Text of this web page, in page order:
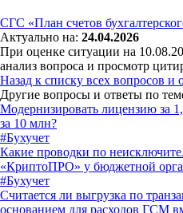
СГС «План счетов
Актуально на: 24.04.2026
При оценке ситуации на
анализ вопроса и просмотр
Назад к списку всех вопросов и
Другие вопросы и ответы по
Модернизировать лицензию за
за 10 млн?
#Бухучет
Какие проводки по
«КриптоПРО» у бюджетной
#Бухучет
Считается ли выгрузка по
основанием для расходов ГСМ